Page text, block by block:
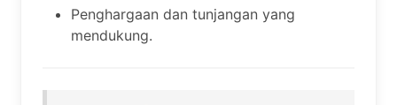
Penghargaan dan tunjangan yang
mendukung.